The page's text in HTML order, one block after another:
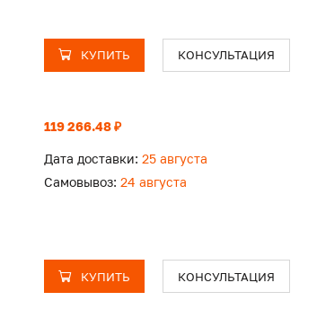
КУПИТЬ КОНСУЛЬТАЦИЯ
119 266.48 ₽
Дата доставки: 25 августа
Самовывоз: 24 августа
КУПИТЬ КОНСУЛЬТАЦИЯ